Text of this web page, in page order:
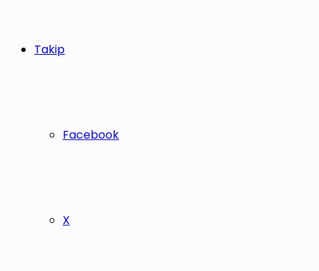
Takip
Facebook
X